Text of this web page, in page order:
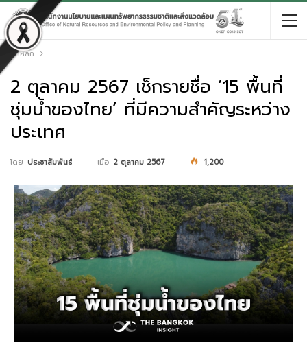
หน้าหลัก
2 ตุลาคม 2567 เช็กรายชื่อ ’15 พื้นที่
ชุ่มน้ำของไทย’ ที่มีความสำคัญระหว่าง
ประเทศ
โดย ประชาสัมพันธ์ เมื่อ 2 ตุลาคม 2567 1,200